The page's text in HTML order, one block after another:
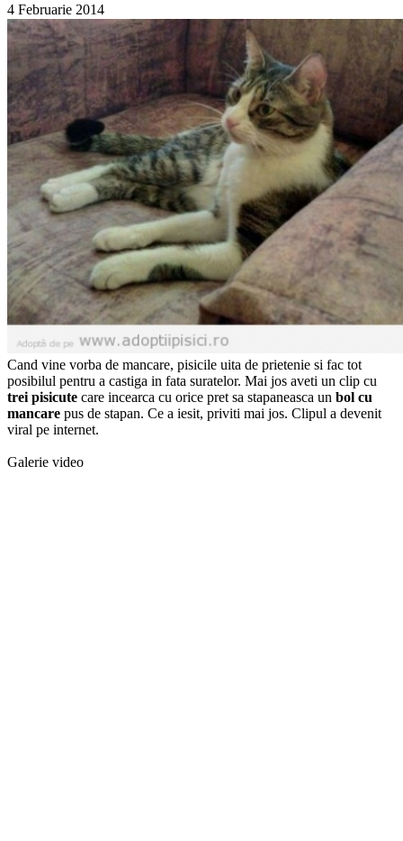
4 Februarie 2014
Cand vine vorba de mancare, pisicile uita de prietenie si fac tot
posibilul pentru a castiga in fata suratelor. Mai jos aveti un clip cu
trei pisicute care incearca cu orice pret sa stapaneasca un bol cu
mancare pus de stapan. Ce a iesit, priviti mai jos. Clipul a devenit
viral pe internet.
Galerie video